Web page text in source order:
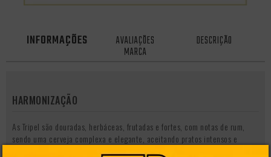
INFORMAÇÕES AVALIAÇÕES DESCRIÇÃO
MARCA
HARMONIZAÇÃO
As Tripel são douradas, herbáceas, frutadas e fortes, com notas de rum,
sendo uma cerveja complexa e elegante, aceitando pratos intensos e
refinados. Praticamente, vai muito bem com qualquer produto de